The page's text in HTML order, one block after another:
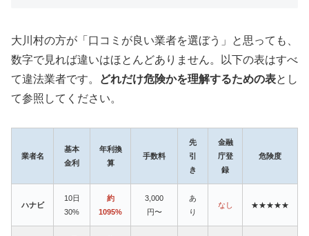
大川村の方が「口コミが良い業者を選ぼう」と思っても、
数字で見れば違いはほとんどありません。以下の表はすべ
て違法業者です。
どれだけ危険かを理解するための表とし
て参照してください。
業者名
基本
金利
年利換
算
手数料
先
引
き
金融
庁登
録
危険度
ハナビ
10日
30%
約
1095%
3,000
円〜
あ
り
なし ★★★★★